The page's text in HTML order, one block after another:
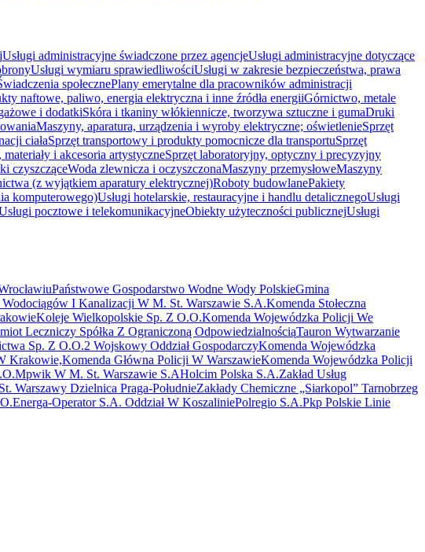
Usługi administracyjne świadczone przez agencjeUsługi administracyjne dotyczące
Usługi wymiaru sprawiedliwościUsługi w zakresie bezpieczeństwa, prawa
społecznePlany emerytalne dla pracowników administracji
naftowe, paliwo, energia elektryczna i inne źródła energiiGórnictwo, metale
i dodatkiSkóra i tkaniny włókiennicze, tworzywa sztuczne i gumaDruki
Maszyny, aparatura, urządzenia i wyroby elektryczne; oświetlenieSprzęt
ciałaSprzęt transportowy i produkty pomocnicze dla transportuSprzęt
i akcesoria artystyczneSprzęt laboratoryjny, optyczny i precyzyjny
czyszcząceWoda zlewnicza i oczyszczonaMaszyny przemysłoweMaszyny
(z wyjątkiem aparatury elektrycznej)Roboty budowlanePakiety
komputerowego)Usługi hotelarskie, restauracyjne i handlu detalicznegoUsługi
pocztowe i telekomunikacyjneObiekty użyteczności publicznejUsługi
Państwowe Gospodarstwo Wodne Wody PolskieGmina
I Kanalizacji W M. St. Warszawie S.A.Komenda Stołeczna
Koleje Wielkopolskie Sp. Z O.O.Komenda Wojewódzka Policji We
Leczniczy Spółka Z Ograniczoną OdpowiedzialnościąTauron Wytwarzanie
Sp. Z O.O.2 Wojskowy Oddział GospodarczyKomenda Wojewódzka
Krakowie,Komenda Główna Policji W WarszawieKomenda Wojewódzka Policji
Mpwik W M. St. Warszawie S.AHolcim Polska S.A.Zakład Usług
Warszawy Dzielnica Praga-PołudnieZakłady Chemiczne „Siarkopol” Tarnobrzeg
Energa-Operator S.A. Oddział W KoszaliniePolregio S.A.Pkp Polskie Linie